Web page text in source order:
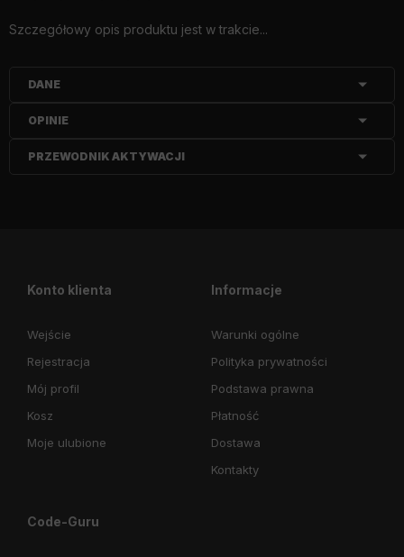
Szczegółowy opis produktu jest w trakcie...
DANE
OPINIE
PRZEWODNIK AKTYWACJI
Konto klienta
Wejście
Rejestracja
Mój profil
Kosz
Moje ulubione
Informacje
Warunki ogólne
Polityka prywatności
Podstawa prawna
Płatność
Dostawa
Kontakty
Code-Guru